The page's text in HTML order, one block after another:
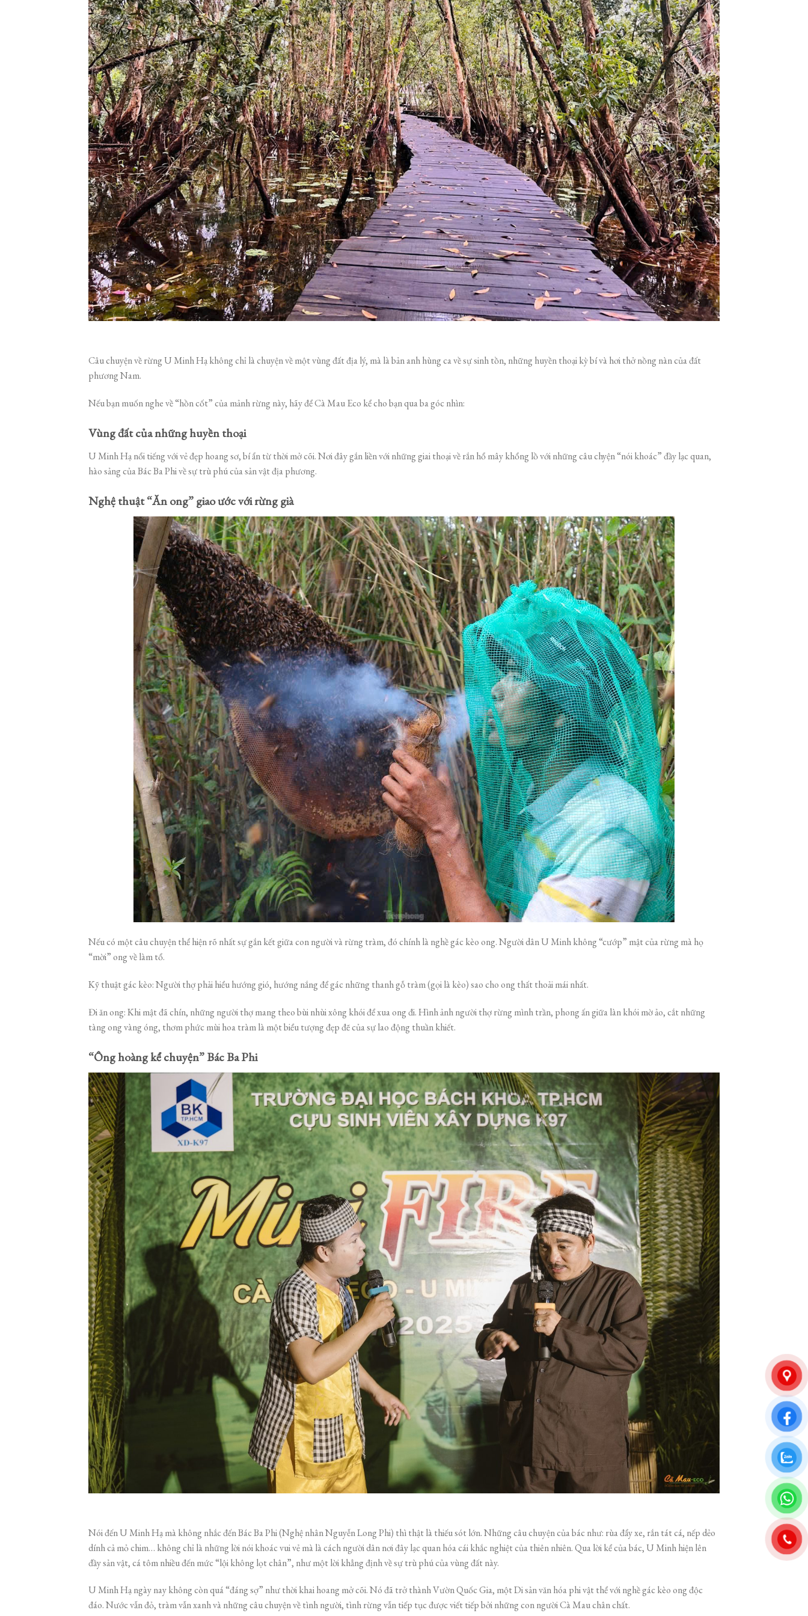
Câu chuyện về rừng U Minh Hạ không chỉ là chuyện về một vùng đất địa lý, mà là bản anh hùng ca về sự sinh tồn, những huyền thoại kỳ bí và hơi thở nồng nàn của đất
phương Nam.
Nếu bạn muốn nghe về “hồn cốt” của mảnh rừng này, hãy để Cà Mau Eco kể cho bạn qua ba góc nhìn:
Vùng đất của những huyền thoại
U Minh Hạ nổi tiếng với vẻ đẹp hoang sơ, bí ẩn từ thời mở cõi. Nơi đây gắn liền với những giai thoại về rắn hổ mây khổng lồ với những câu chyện “nói khoác” đầy lạc quan,
hào sảng của Bác Ba Phi về sự trù phú của sản vật địa phương.
Nghệ thuật “Ăn ong” giao ước với rừng già
Nếu có một câu chuyện thể hiện rõ nhất sự gắn kết giữa con người và rừng tràm, đó chính là nghề gác kèo ong. Người dân U Minh không “cướp” mật của rừng mà họ
“mời” ong về làm tổ.
Kỹ thuật gác kèo: Người thợ phải hiểu hướng gió, hướng nắng để gác những thanh gỗ tràm (gọi là kèo) sao cho ong thất thoải mái nhất.
Đi ăn ong: Khi mật đã chín, những người thợ mang theo bùi nhùi xông khói để xua ong đi. Hình ảnh người thợ rừng mình trần, phong ấn giữa làn khói mờ ảo, cắt những
tàng ong vàng óng, thơm phức mùi hoa tràm là một biểu tượng đẹp đẽ của sự lao động thuần khiết.
“Ông hoàng kể chuyện” Bác Ba Phi
Nói đến U Minh Hạ mà không nhắc đến Bác Ba Phi (Nghệ nhân Nguyễn Long Phi) thì thật là thiếu sót lớn. Những câu chuyện của bác như: rùa đẩy xe, rắn tát cá, nếp dẻo
dính cả mỏ chim… không chỉ là những lời nói khoác vui vẻ mà là cách người dân nơi đây lạc quan hóa cái khắc nghiệt của thiên nhiên. Qua lời kể của bác, U Minh hiện lên
đầy sản vật, cá tôm nhiều đến mức “lội không lọt chân”, như một lời khẳng định về sự trù phú của vùng đất này.
U Minh Hạ ngày nay không còn quá “đáng sợ” như thời khai hoang mở cõi. Nó đã trở thành Vườn Quốc Gia, một Di sản văn hóa phi vật thể với nghề gác kèo ong độc
đáo. Nước vẫn đỏ, tràm vẫn xanh và những câu chuyện về tình người, tình rừng vẫn tiếp tục được viết tiếp bởi những con người Cà Mau chân chất.